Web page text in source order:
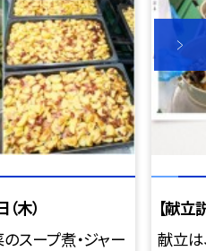
木）
スープ煮・ジャー
【献立
献立は